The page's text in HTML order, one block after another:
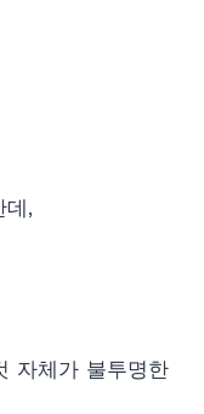
데,
자체가 불투명한